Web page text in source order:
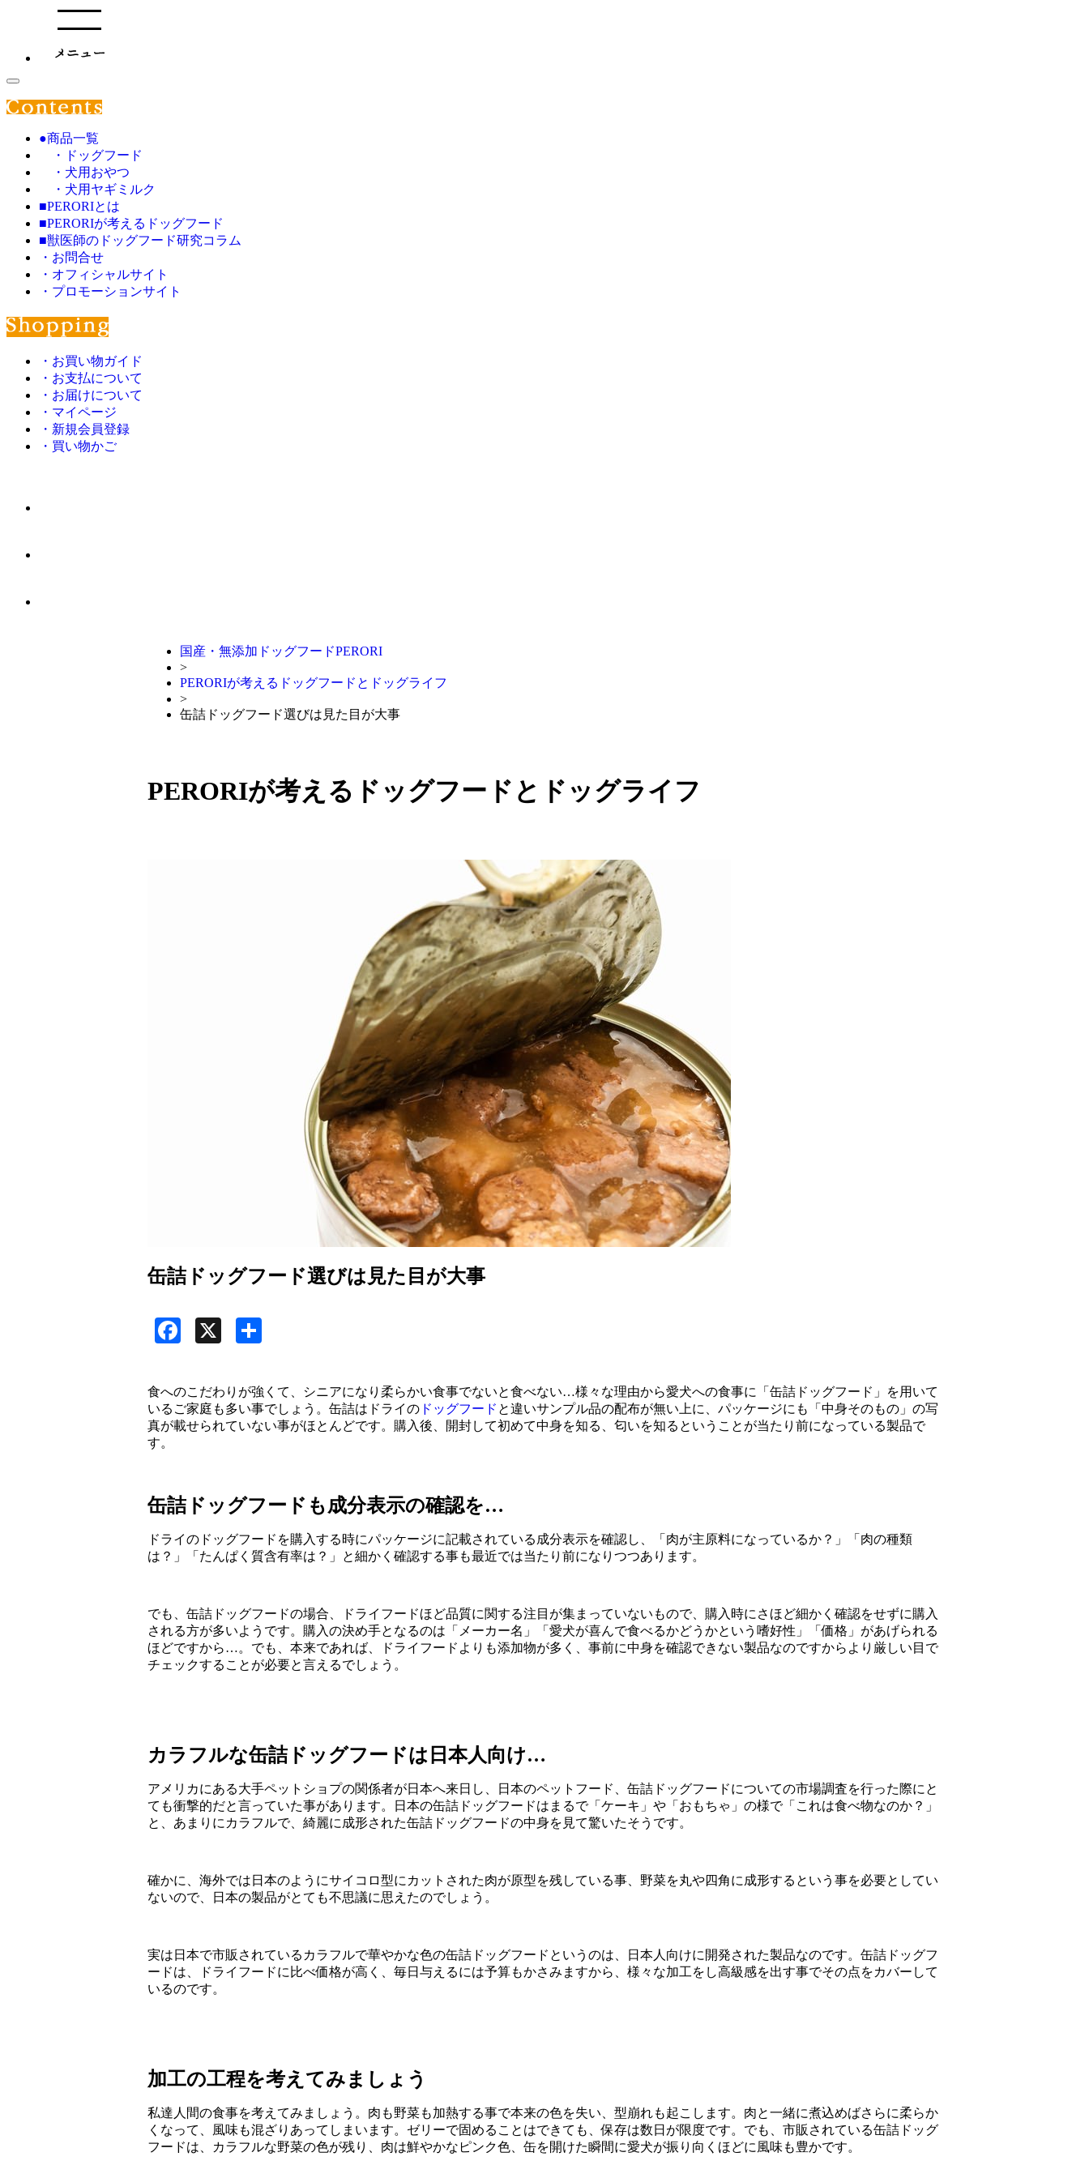
●商品一覧
・ドッグフード
・犬用おやつ
・犬用ヤギミルク
■PERORIとは
■PERORIが考えるドッグフード
■獣医師のドッグフード研究コラム
・お問合せ
・オフィシャルサイト
・プロモーションサイト
・お買い物ガイド
・お支払について
・お届けについて
・マイページ
・新規会員登録
・買い物かご
国産・無添加ドッグフードPERORI
>
PERORIが考えるドッグフードとドッグライフ
>
缶詰ドッグフード選びは見た目が大事
PERORIが考えるドッグフードとドッグライフ
缶詰ドッグフード選びは見た目が大事
Facebook
食へのこだわりが強くて、シニアになり柔らかい食事でないと食べない…様々な理由から愛犬への食事に「缶詰ドッグフード」を用いて
いるご家庭も多い事でしょう。缶詰はドライの ドッグフード と違いサンプル品の配布が無い上に、パッケージにも「中身そのもの」の写
真が載せられていない事がほとんどです。購入後、開封して初めて中身を知る、匂いを知るということが当たり前になっている製品で
す。
缶詰ドッグフードも成分表示の確認を…
ドライのドッグフードを購入する時にパッケージに記載されている成分表示を確認し、「肉が主原料になっているか？」「肉の種類
は？」「たんぱく質含有率は？」と細かく確認する事も最近では当たり前になりつつあります。
でも、缶詰ドッグフードの場合、ドライフードほど品質に関する注目が集まっていないもので、購入時にさほど細かく確認をせずに購入
される方が多いようです。購入の決め手となるのは「メーカー名」「愛犬が喜んで食べるかどうかという嗜好性」「価格」があげられる
ほどですから…。でも、本来であれば、ドライフードよりも添加物が多く、事前に中身を確認できない製品なのですからより厳しい目で
チェックすることが必要と言えるでしょう。
カラフルな缶詰ドッグフードは日本人向け…
アメリカにある大手ペットショプの関係者が日本へ来日し、日本のペットフード、缶詰ドッグフードについての市場調査を行った際にと
ても衝撃的だと言っていた事があります。日本の缶詰ドッグフードはまるで「ケーキ」や「おもちゃ」の様で「これは食べ物なのか？」
と、あまりにカラフルで、綺麗に成形された缶詰ドッグフードの中身を見て驚いたそうです。
確かに、海外では日本のようにサイコロ型にカットされた肉が原型を残している事、野菜を丸や四角に成形するという事を必要としてい
ないので、日本の製品がとても不思議に思えたのでしょう。
実は日本で市販されているカラフルで華やかな色の缶詰ドッグフードというのは、日本人向けに開発された製品なのです。缶詰ドッグフ
ードは、ドライフードに比べ価格が高く、毎日与えるには予算もかさみますから、様々な加工をし高級感を出す事でその点をカバーして
いるのです。
加工の工程を考えてみましょう
私達人間の食事を考えてみましょう。肉も野菜も加熱する事で本来の色を失い、型崩れも起こします。肉と一緒に煮込めばさらに柔らか
くなって、風味も混ざりあってしまいます。ゼリーで固めることはできても、保存は数日が限度です。でも、市販されている缶詰ドッグ
フードは、カラフルな野菜の色が残り、肉は鮮やかなピンク色、缶を開けた瞬間に愛犬が振り向くほどに風味も豊かです。